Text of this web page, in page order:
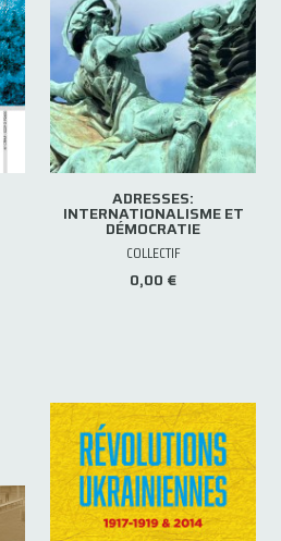
ADRESSES:
INTERNATIONALISME ET
DÉMOCRATIE
COLLECTIF
0,00 €